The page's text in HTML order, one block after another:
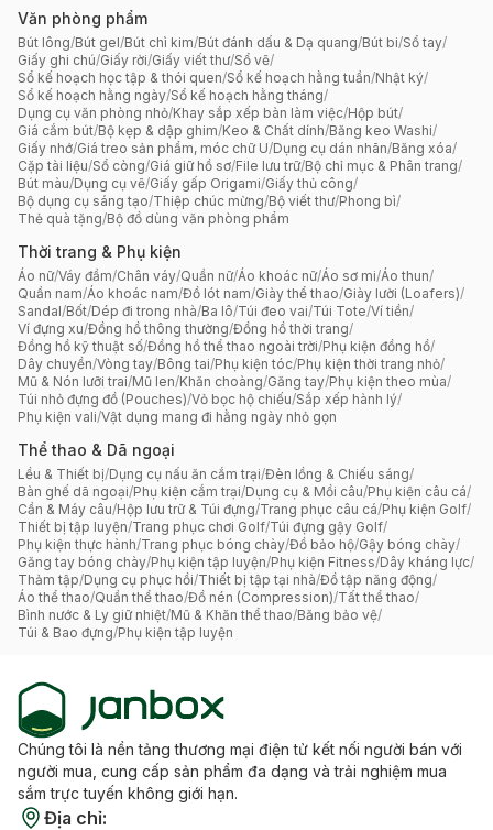
Văn phòng phẩm
Bút lông/Bút gel/Bút chì kim/Bút đánh dấu & Dạ quang/Bút bi/Sổ tay/
Giấy ghi chú/Giấy rời/Giấy viết thư/Sổ vẽ/
Sổ kế hoạch học tập & thói quen/Sổ kế hoạch hằng tuần/Nhật ký/
Sổ kế hoạch hằng ngày/Sổ kế hoạch hằng tháng/
Dụng cụ văn phòng nhỏ/Khay sắp xếp bàn làm việc/Hộp bút/
Giá cắm bút/Bộ kẹp & dập ghim/Keo & Chất dính/Băng keo Washi/
Giấy nhớ/Giá treo sản phẩm, móc chữ U/Dụng cụ dán nhãn/Băng xóa/
Cặp tài liệu/Sổ còng/Giá giữ hồ sơ/File lưu trữ/Bộ chỉ mục & Phân trang/
Bút màu/Dụng cụ vẽ/Giấy gấp Origami/Giấy thủ công/
Bộ dụng cụ sáng tạo/Thiệp chúc mừng/Bộ viết thư/Phong bì/
Thẻ quà tặng/Bộ đồ dùng văn phòng phẩm
Thời trang & Phụ kiện
Áo nữ/Váy đầm/Chân váy/Quần nữ/Áo khoác nữ/Áo sơ mi/Áo thun/
Quần nam/Áo khoác nam/Đồ lót nam/Giày thể thao/Giày lười (Loafers)/
Sandal/Bốt/Dép đi trong nhà/Ba lô/Túi đeo vai/Túi Tote/Ví tiền/
Ví đựng xu/Đồng hồ thông thường/Đồng hồ thời trang/
Đồng hồ kỹ thuật số/Đồng hồ thể thao ngoài trời/Phụ kiện đồng hồ/
Dây chuyền/Vòng tay/Bông tai/Phụ kiện tóc/Phụ kiện thời trang nhỏ/
Mũ & Nón lưỡi trai/Mũ len/Khăn choàng/Găng tay/Phụ kiện theo mùa/
Túi nhỏ đựng đồ (Pouches)/Vỏ bọc hộ chiếu/Sắp xếp hành lý/
Phụ kiện vali/Vật dụng mang đi hằng ngày nhỏ gọn
Thể thao & Dã ngoại
Lều & Thiết bị/Dụng cụ nấu ăn cắm trại/Đèn lồng & Chiếu sáng/
Bàn ghế dã ngoại/Phụ kiện cắm trại/Dụng cụ & Mồi câu/Phụ kiện câu cá/
Cần & Máy câu/Hộp lưu trữ & Túi đựng/Trang phục câu cá/Phụ kiện Golf/
Thiết bị tập luyện/Trang phục chơi Golf/Túi đựng gậy Golf/
Phụ kiện thực hành/Trang phục bóng chày/Đồ bảo hộ/Gậy bóng chày/
Găng tay bóng chày/Phụ kiện tập luyện/Phụ kiện Fitness/Dây kháng lực/
Thảm tập/Dụng cụ phục hồi/Thiết bị tập tại nhà/Đồ tập năng động/
Áo thể thao/Quần thể thao/Đồ nén (Compression)/Tất thể thao/
Bình nước & Ly giữ nhiệt/Mũ & Khăn thể thao/Băng bảo vệ/
Túi & Bao đựng/Phụ kiện tập luyện
Chúng tôi là nền tảng thương mại điện tử kết nối người bán với
người mua, cung cấp sản phẩm đa dạng và trải nghiệm mua
sắm trực tuyến không giới hạn.
Địa chỉ: